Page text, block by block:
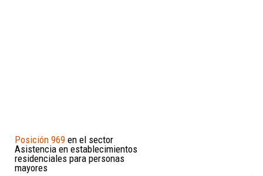
Posición 969 en el sector
Asistencia en establecimientos
residenciales para personas
mayores